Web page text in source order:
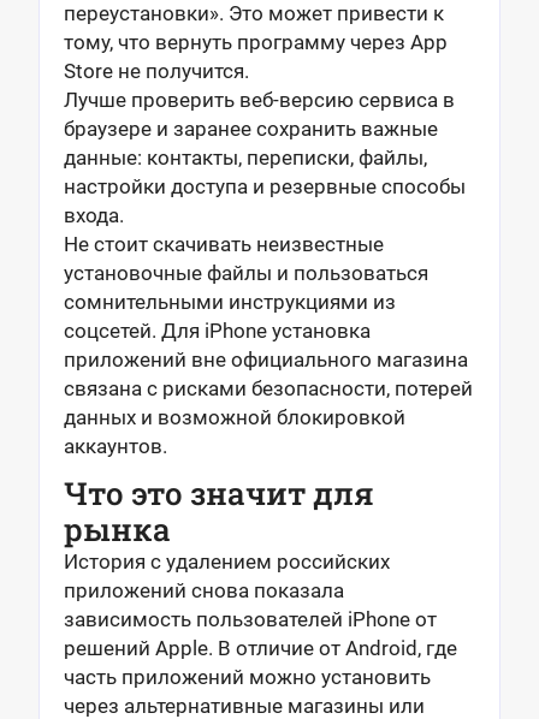
переустановки». Это может привести к
тому, что вернуть программу через App
Store не получится.
Лучше проверить веб-версию сервиса в
браузере и заранее сохранить важные
данные: контакты, переписки, файлы,
настройки доступа и резервные способы
входа.
Не стоит скачивать неизвестные
установочные файлы и пользоваться
сомнительными инструкциями из
соцсетей. Для iPhone установка
приложений вне официального магазина
связана с рисками безопасности, потерей
данных и возможной блокировкой
аккаунтов.
Что это значит для
рынка
История с удалением российских
приложений снова показала
зависимость пользователей iPhone от
решений Apple. В отличие от Android, где
часть приложений можно установить
через альтернативные магазины или